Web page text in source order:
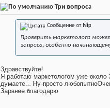
Три вопроса
Сообщение от Nip
Проверить маркетолога
вопроса, особенно
Здравствуйте!
Я работаю маркетологом уже около
думаете... Ну просто
Заранее благодарю